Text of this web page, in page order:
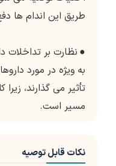
طریق این اندام ها
● نظارت بر تداخلات
تأثیر می گذارند،
مسیر است.
نکات قابل توصیه